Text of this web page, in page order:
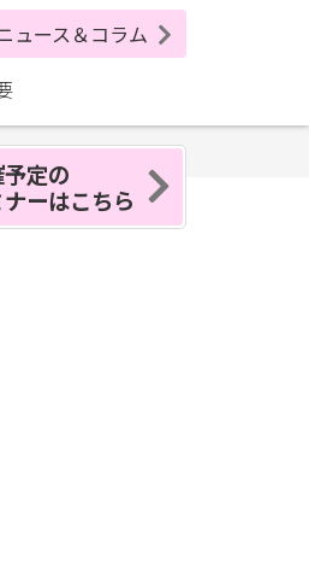
ュース＆コラム
定の
ーはこちら